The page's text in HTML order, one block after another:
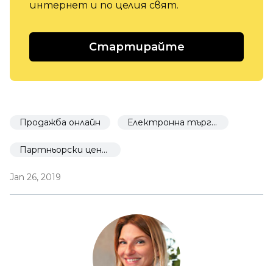
интернет и по целия свят.
Стартирайте
Продажба онлайн Електронна търговия за ресторанти
Партньорски център
Jan 26, 2019